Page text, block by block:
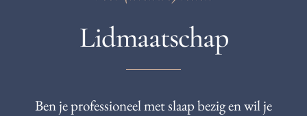
Lidmaatschap
Ben je professioneel met slaap bezig en wil je